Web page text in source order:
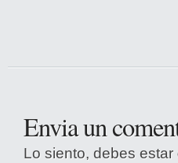
Envia un
Lo siento, debes estar